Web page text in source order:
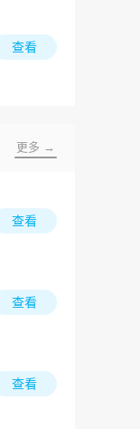
查看
更多 →
查看
查看
查看